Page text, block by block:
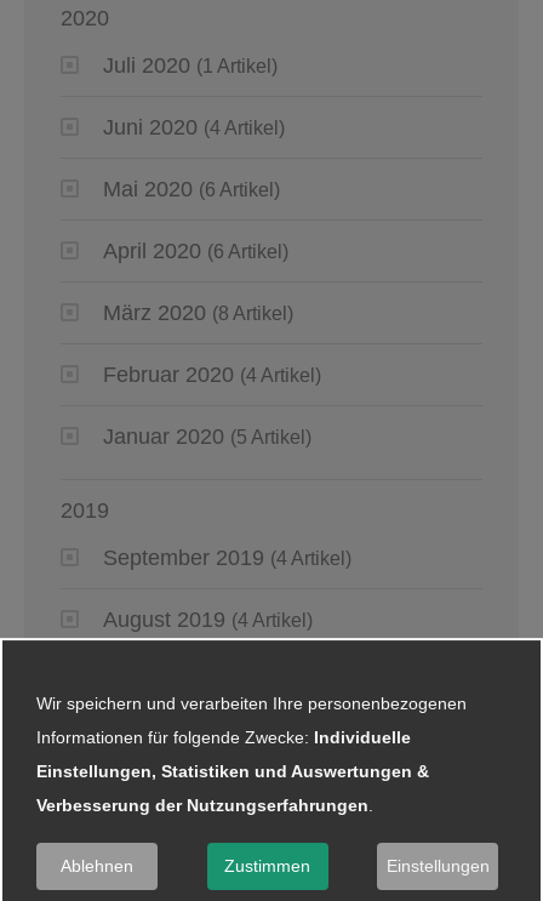
2020
Juli 2020 (1 Artikel)
Juni 2020 (4 Artikel)
Mai 2020 (6 Artikel)
April 2020 (6 Artikel)
März 2020 (8 Artikel)
Februar 2020 (4 Artikel)
Januar 2020 (5 Artikel)
2019
September 2019 (4 Artikel)
August 2019 (4 Artikel)
Juni 2019 (6 Artikel)
Mai 2019 (2 Artikel)
April 2019 (4 Artikel)
Wir speichern und verarbeiten Ihre personenbezogenen
Informationen für folgende Zwecke: Individuelle
Einstellungen, Statistiken und Auswertungen &
Verbesserung der Nutzungserfahrungen
Ablehnen Zustimmen Einstellungen